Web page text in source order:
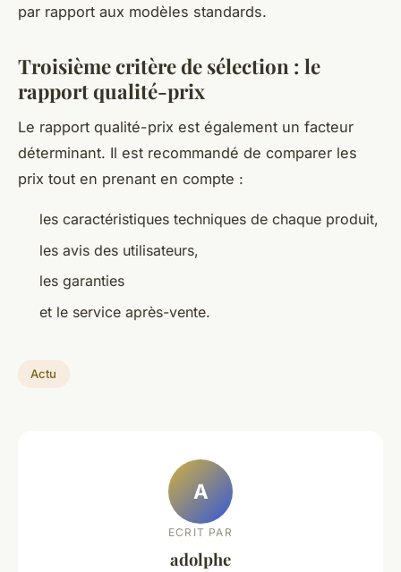
par rapport aux modèles standards.
Troisième critère de sélection : le
rapport qualité-prix
Le rapport qualité-prix est également un facteur
déterminant. Il est recommandé de comparer les
prix tout en prenant en compte :
les caractéristiques techniques de chaque produit,
les avis des utilisateurs,
les garanties
et le service après-vente.
Actu
A
ECRIT PAR
adolphe